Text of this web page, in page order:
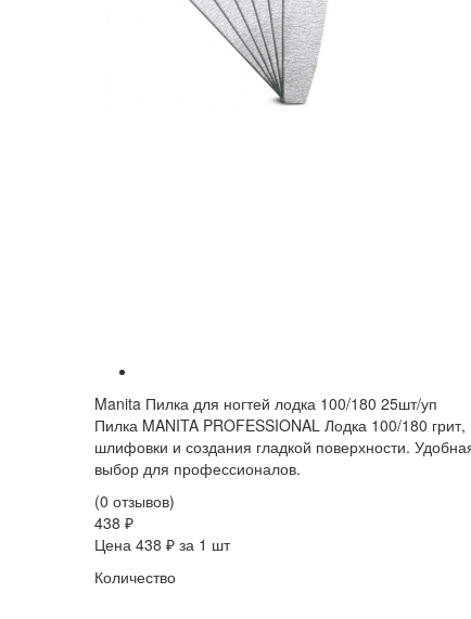
Manita Пилка для ногтей лодка 100/180 25шт/уп
Пилка MANITA PROFESSIONAL Лодка 100/180
шлифовки и создания гладкой поверхности.
выбор для профессионалов.
(0 отзывов)
438 ₽
Цена 438 ₽ за 1 шт
Количество